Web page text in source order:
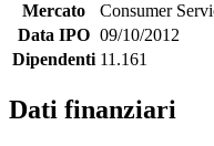
Mercato
Consumer
Data IPO 09/10/2012
Dipendenti 11.161
Dati finanziari